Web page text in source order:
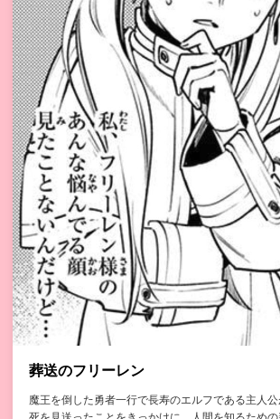
葬送のフリーレン
魔王を倒した勇者一行で長寿のエルフである主人